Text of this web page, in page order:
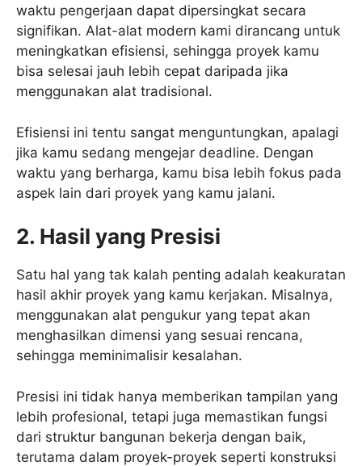
waktu pengerjaan dapat dipersingkat secara
signifikan. Alat-alat modern kami dirancang untuk
meningkatkan efisiensi, sehingga proyek kamu
bisa selesai jauh lebih cepat daripada jika
menggunakan alat tradisional.
Efisiensi ini tentu sangat menguntungkan, apalagi
jika kamu sedang mengejar deadline. Dengan
waktu yang berharga, kamu bisa lebih fokus pada
aspek lain dari proyek yang kamu jalani.
2. Hasil yang Presisi
Satu hal yang tak kalah penting adalah keakuratan
hasil akhir proyek yang kamu kerjakan. Misalnya,
menggunakan alat pengukur yang tepat akan
menghasilkan dimensi yang sesuai rencana,
sehingga meminimalisir kesalahan.
Presisi ini tidak hanya memberikan tampilan yang
lebih profesional, tetapi juga memastikan fungsi
dari struktur bangunan bekerja dengan baik,
terutama dalam proyek-proyek seperti konstruksi